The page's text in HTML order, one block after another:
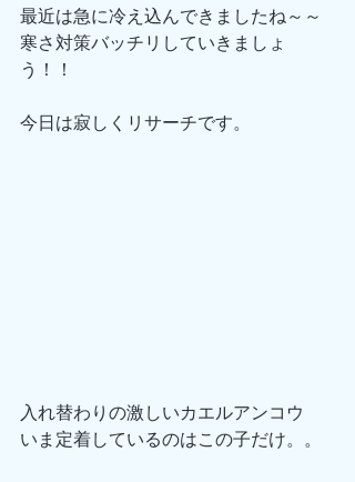
最近は急に冷え込んできましたね～～
寒さ対策バッチリしていきましょ
う！！
今日は寂しくリサーチです。
入れ替わりの激しいカエルアンコウ
いま定着しているのはこの子だけ。。